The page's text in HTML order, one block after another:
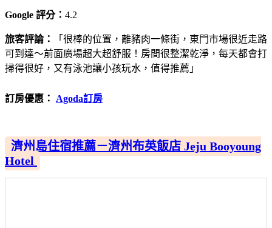
Google 評分： 4.2
旅客評論：
「很棒的位置，離豬肉一條街，東門市場很近走路
可到達～前面廣場超大超舒服！房間很整潔乾淨，每天都會打
掃得很好，又有泳池讓小孩玩水，值得推薦」
訂房優惠： Agoda訂房
濟州島住宿推薦－濟州布英飯店 Jeju Booyoung
Hotel